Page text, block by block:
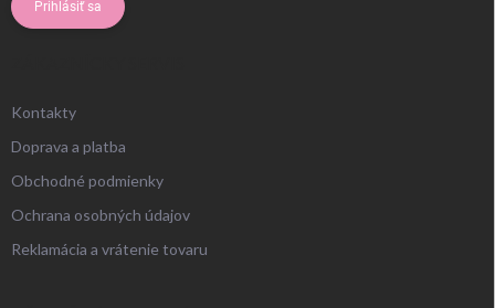
Prihlásiť sa
Kontakty
Doprava a platba
Obchodné podmienky
Ochrana osobných údajov
Reklamácia a vrátenie tovaru